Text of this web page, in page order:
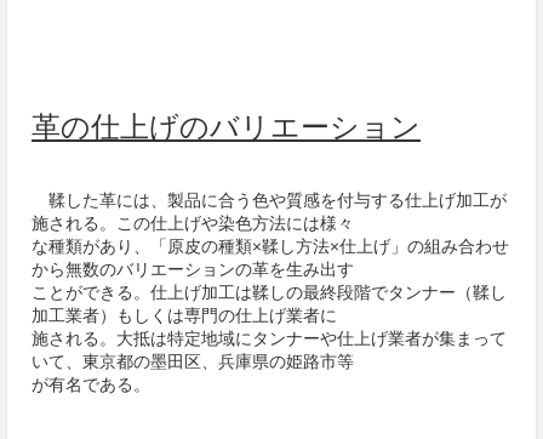
革の仕上げのバリエーション
鞣した革には、製品に合う色や質感を付与する仕上げ加工が
施される。この仕上げや染色方法には様々
な種類があり、「原皮の種類×鞣し方法×仕上げ」の組み合わせ
から無数のバリエーションの革を生み出す
ことができる。仕上げ加工は鞣しの最終段階でタンナー（鞣し
加工業者）もしくは専門の仕上げ業者に
施される。大抵は特定地域にタンナーや仕上げ業者が集まって
いて、東京都の墨田区、兵庫県の姫路市等
が有名である。